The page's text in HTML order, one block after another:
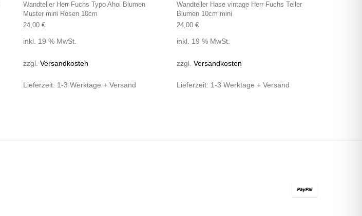
Wandteller Herr Fuchs Typo Ahoi Blumen
Muster mini Rosen 10cm
24,00 €
inkl. 19 % MwSt.
zzgl. Versandkosten
Lieferzeit: 1-3 Werktage + Versand
Wandteller Hase vintage Herr Fuchs Teller
Blumen 10cm mini
24,00 €
inkl. 19 % MwSt.
zzgl. Versandkosten
Lieferzeit: 1-3 Werktage + Versand